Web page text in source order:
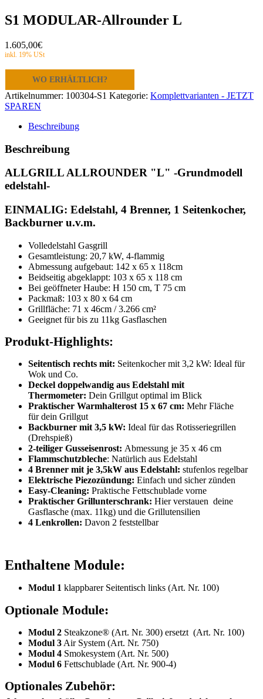
S1 MODULAR-Allrounder L
1.605,00€
WO ERHÄLTLICH?
Artikelnummer: 100304-S1 Kategorie: Komplettvarianten - JETZT
SPAREN
Beschreibung
Beschreibung
ALLGRILL ALLROUNDER "L" -Grundmodell
edelstahl-
EINMALIG: Edelstahl, 4 Brenner, 1 Seitenkocher,
Backburner u.v.m.
Volledelstahl Gasgrill
Gesamtleistung: 20,7 kW, 4-flammig
Abmessung aufgebaut: 142 x 65 x 118cm
Beidseitig abgeklappt: 103 x 65 x 118 cm
Bei geöffneter Haube: H 150 cm, T 75 cm
Packmaß: 103 x 80 x 64 cm
Grillfläche: 71 x 46cm / 3.266 cm²
Geeignet für bis zu 11kg Gasflaschen
Produkt-Highlights:
Seitentisch rechts mit: Seitenkocher mit 3,2 kW: Ideal für
Wok und Co.
Deckel doppelwandig aus Edelstahl mit
Thermometer: Dein Grillgut optimal im Blick
Praktischer Warmhalterost 15 x 67 cm: Mehr Fläche
für dein Grillgut
Backburner mit 3,5 kW: Ideal für das Rotisseriegrillen
(Drehspieß)
2-teiliger Gusseisenrost: Abmessung je 35 x 46 cm
Flammschutzbleche: Natürlich aus Edelstahl
4 Brenner mit je 3,5kW aus Edelstahl: stufenlos regelbar
Elektrische Piezozündung: Einfach und sicher zünden
Easy-Cleaning: Praktische Fettschublade vorne
Praktischer Grillunterschrank: Hier verstauen deine
Gasflasche (max. 11kg) und die Grillutensilien
4 Lenkrollen: Davon 2 feststellbar
Enthaltene Module:
Modul 1 klappbarer Seitentisch links (Art. Nr. 100)
Optionale Module:
Modul 2 Steakzone® (Art. Nr. 300) ersetzt (Art. Nr. 100)
Modul 3 Air System (Art. Nr. 750)
Modul 4 Smokesystem (Art. Nr. 500)
Modul 6 Fettschublade (Art. Nr. 900-4)
Optionales Zubehör: